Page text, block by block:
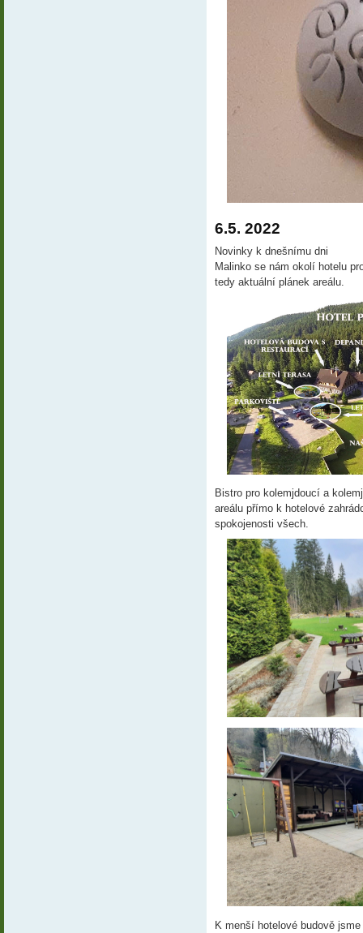
6.5. 2022
Novinky k dnešnímu dni
Malinko se nám okolí hotelu
tedy aktuální plánek areálu.
Bistro pro kolemjdoucí a
areálu přímo k hotelové
spokojenosti všech.
K menší hotelové budově